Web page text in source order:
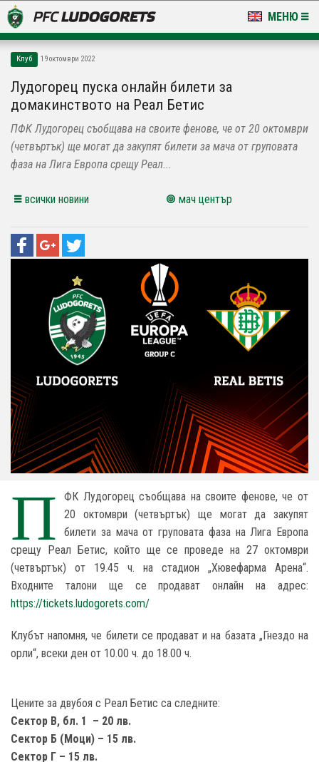
МЕНЮ
LUDOGORETS TV
НА ТЕРЕНА
СТАДИОН & БАЗИ
Клуб 19 октомври 2022
Лудогорец пуска онлайн билети за
домакинството на Реал Бетис
ПФК Лудогорец съобщава на своите фенове, че от 20 октомври
(четвъртък) ще могат да закупят билети за мача от груповата
фаза на Лига Европа срещу Реал...
всички новини мач център
П
ФК Лудогорец съобщава на своите фенове, че от
20 октомври (четвъртък) ще могат да закупят
билети за мача от груповата фаза на Лига Европа
срещу Реал Бетис, който ще се проведе на 27 октомври
(четвъртък) от 19.45 ч. на стадион „Хювефарма Арена“.
Входните талони ще се продават онлайн на адрес:
https://tickets.ludogorets.com/
Клубът напомня, че билети се продават и на базата „Гнездо на
орли“, всеки ден от 10.00 ч. до 18.00 ч.
Цените за двубоя с Реал Бетис са следните:
Сектор В, бл. 1 – 20 лв.
Сектор Б (Моци) – 15 лв.
Сектор Г – 15 лв.